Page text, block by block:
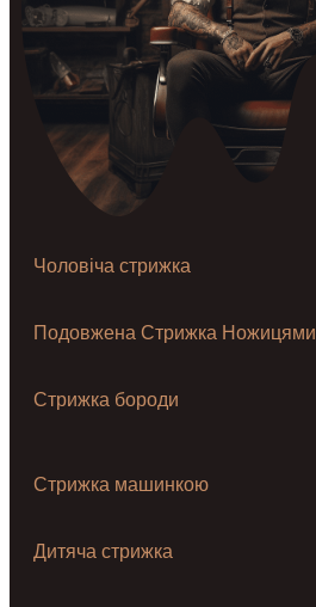
Чоловіча стрижка
Подовжена Стрижка Ножицями
Стрижка бороди
Стрижка машинкою
Дитяча стрижка